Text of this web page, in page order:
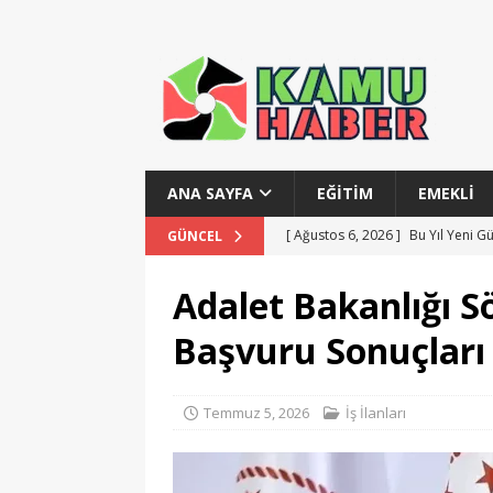
ANA SAYFA EĞITIM EMEKLI
GÜNCEL [ Ağustos 6, 2026 ] Bu Yıl Yeni
[ Ağustos 6, 2026 ]
Gelir İdaresi
[ Temmuz 28, 2026 ] MSB
Adalet Bakanlığı
Başvuru
Temmuz 5, 2026 İş İlanları